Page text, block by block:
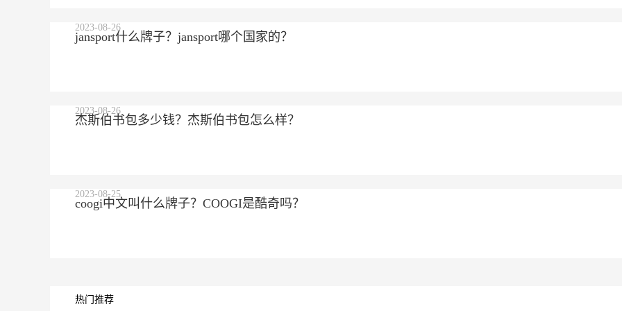
jansport什么牌子？jansport哪个国家的？
2023-08-26
杰斯伯书包多少钱？杰斯伯书包怎么样？
2023-08-26
coogi中文叫什么牌子？COOGI是酷奇吗？
2023-08-25
热门推荐